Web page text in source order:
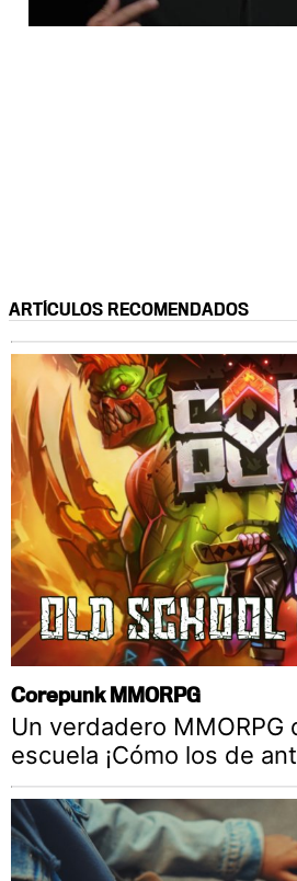
ARTÍCULOS RECOMENDADOS
Corepunk MMORPG
Un verdadero MMORPG
escuela ¡Cómo los de